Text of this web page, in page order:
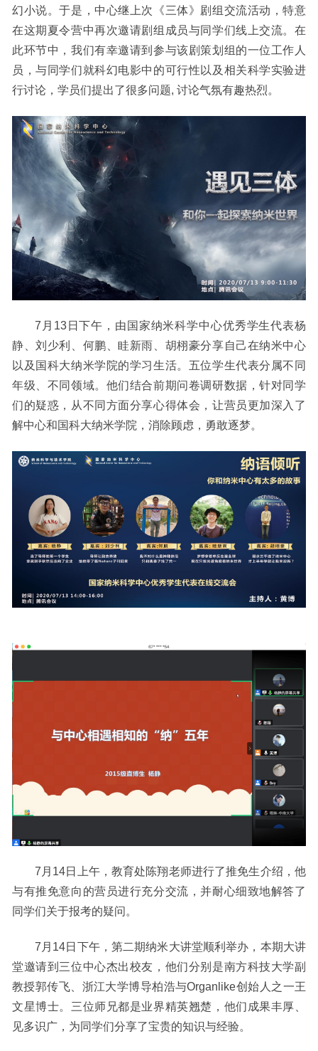
幻小说。于是，中心继上次《三体》剧组交流活动，特意
在这期夏令营中再次邀请剧组成员与同学们线上交流。在
此环节中，我们有幸邀请到参与该剧策划 组 的一位工作人
员 ，与同学们就科幻电影中的可行性以及相关科学实验进
行讨论， 学员们提出了很多问题, 讨论气氛有趣热烈。
7月13日下午，由国家纳米科学中心优秀学生代表杨
静、刘少利、何鹏、眭新雨、胡栩豪分享自己在纳米中心
以及国科大纳米学院的学习生活。五位学生代表分属不同
年级、不同领域。他们结合前期问卷调研数据，针对同学
们的疑惑，从不同方面分享心得体会，让营员更加深入了
解中心和国科大纳米学院，消除顾虑，勇敢逐梦。
7月14日上午，教育处陈翔老师进行了推免生介绍，他
与有推免意向的营员进行充分交流，并耐心细致地解答了
同学们关于报考的疑问。
7月14日下午，第二期纳米大讲堂顺利举办，本期大讲
堂邀请到三位中心杰出校友，他们分别是南方科技大学副
教授郭传飞、浙江大学博导柏浩与Organlike创始人之一王
文星博士。三位师兄都是业界精英翘楚，他们成果丰厚、
见多识广，为同学们分享了宝贵的知识与经验。